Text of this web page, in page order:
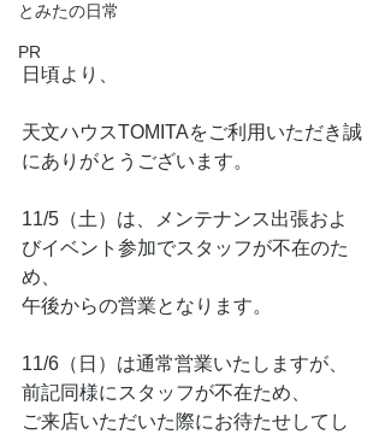
とみたの日常
PR
日頃より、
天文ハウスTOMITAをご利用いただき誠
にありがとうございます。
11/5（土）は、メンテナンス出張およ
びイベント参加でスタッフが不在のた
め、
午後からの営業となります。
11/6（日）は通常営業いたしますが、
前記同様にスタッフが不在ため、
ご来店いただいた際にお待たせしてし